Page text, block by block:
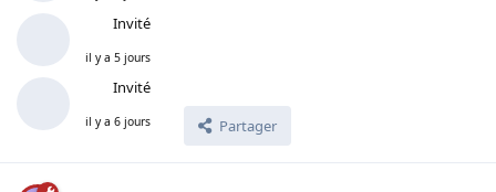
Invité
il y a 5 jours
Invité
il y a 6 jours Partager